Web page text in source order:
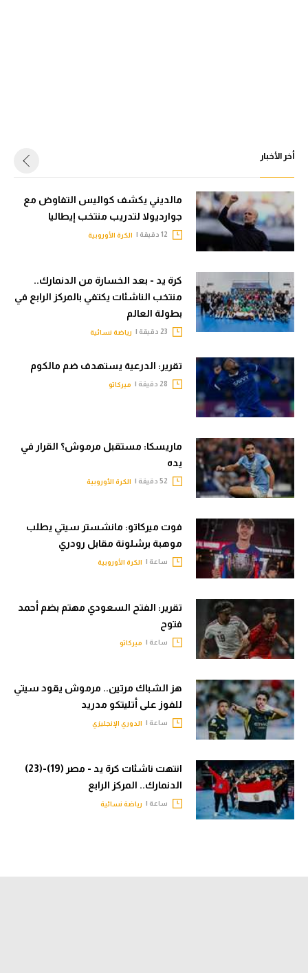
أخر الأخبار
مالديني يكشف كواليس التفاوض مع
جوارديولا لتدريب منتخب إيطاليا
الكرة الأوروبية
كرة يد - بعد الخسارة من الدنمارك..
منتخب الناشئات يكتفي بالمركز الرابع في
بطولة العالم
رياضة نسائية
تقرير: الدرعية يستهدف ضم مالكوم
ميركاتو
ماريسكا: مستقبل مرموش؟ القرار في
يده
الكرة الأوروبية
فوت ميركاتو: مانشستر سيتي يطلب
موهبة برشلونة مقابل رودري
ساعة | الكرة الأوروبية
تقرير: الفتح السعودي مهتم بضم أحمد
فتوح
ساعة | ميركاتو
هز الشباك مرتين.. مرموش يقود سيتي
للفوز على أتليتكو مدريد
ساعة | الدوري الإنجليزي
انتهت ناشئات كرة يد - مصر (19)-(23)
الدنمارك.. المركز الرابع
ساعة | رياضة نسائية